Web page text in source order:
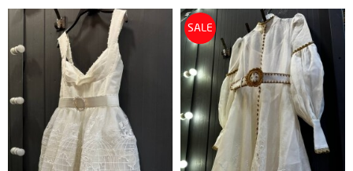
SALE